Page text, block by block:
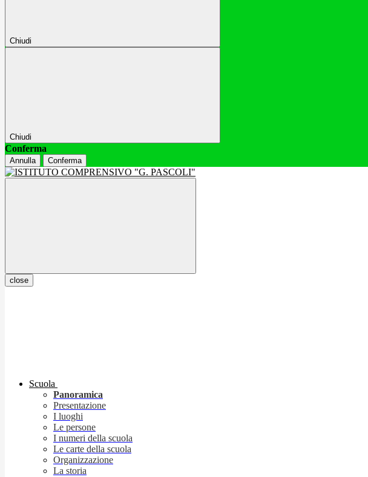
Chiudi
Chiudi
Conferma
Annulla Conferma
close
Scuola
Panoramica
Presentazione
I luoghi
Le persone
I numeri della scuola
Le carte della scuola
Organizzazione
La storia